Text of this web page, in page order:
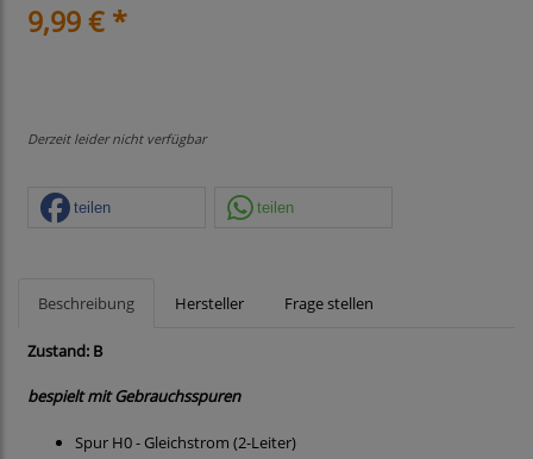
9,99 € *
Derzeit leider nicht verfügbar
teilen teilen
Beschreibung Hersteller Frage stellen
Zustand: B
bespielt mit Gebrauchsspuren
Spur H0 - Gleichstrom (2-Leiter)